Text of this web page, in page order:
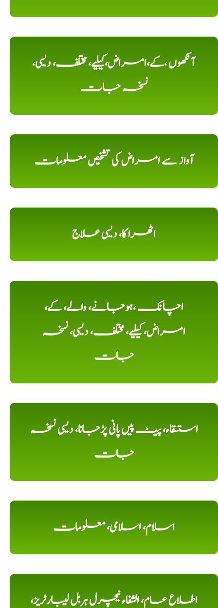
آنکھوں ،کے،امراض،کیلیے، مختلف، دیسی،
نسخہ جات
آواز سے امراض کی تشخیص معلومات
اٹھرا کا، دیسی علاج
اچانک ،ہوجانے، والے، کے،
امراض، کیلیے، مختلف، دیسی، نسخہ
جات
استسقاء، پیٹ پیں پانی پڑجانا، دیسی نسخہ
جات
اسلام، اسلامی، معلومات
اطلاع عام، الشفاء نیچرل ہربل لیبارٹریز،